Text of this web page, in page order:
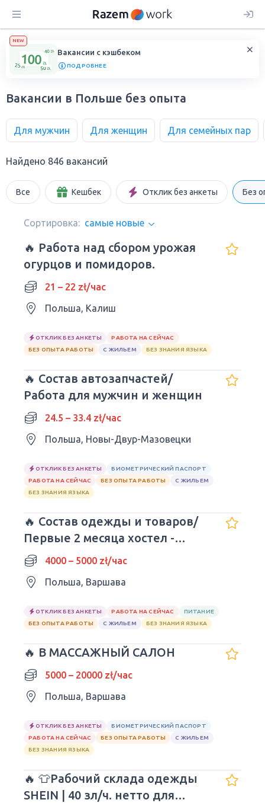
NEW
Вакансии с кэшбеком
ПОДРОБНЕЕ
Вакансии в Польше без опыта
Для мужчин Для женщин Для семейных пар
Найдено 846 вакансий
Все Кешбек Отклик без анкеты Без
Сортировка: самые новые
🔥 Работа над сбором урожая
огурцов и помидоров.
21 – 22 zł/час
Польша, Калиш
ОТКЛИК БЕЗ АНКЕТЫ
РАБОТА НА СЕЙЧАС
БЕЗ ОПЫТА РАБОТЫ
С ЖИЛЬЕМ БЕЗ ЗНАНИЯ ЯЗЫКА
🔥 Состав автозапчастей/
Работа для мужчин и женщин
24.5 – 33.4 zł/час
Польша, Новы-Двур-Мазовецки
ОТКЛИК БЕЗ АНКЕТЫ
БИОМЕТРИЧЕСКИЙ ПАСПОРТ
РАБОТА НА СЕЙЧАС
БЕЗ ОПЫТА РАБОТЫ
С ЖИЛЬЕМ
БЕЗ ЗНАНИЯ ЯЗЫКА
🔥 Состав одежды и товаров/
Первые 2 месяца хостел -
БЕСПЛАТНЫЕ
4000 – 5000 zł/час
Польша, Варшава
ОТКЛИК БЕЗ АНКЕТЫ РАБОТА НА СЕЙЧАС
ПИТАНИЕ
БЕЗ ОПЫТА РАБОТЫ
С ЖИЛЬЕМ БЕЗ ЗНАНИЯ ЯЗЫКА
🔥 В МАССАЖНЫЙ САЛОН
5000 – 20000 zł/час
Польша, Варшава
ОТКЛИК БЕЗ АНКЕТЫ
БИОМЕТРИЧЕСКИЙ ПАСПОРТ
РАБОТА НА СЕЙЧАС
БЕЗ ОПЫТА РАБОТЫ
С ЖИЛЬЕМ
БЕЗ ЗНАНИЯ ЯЗЫКА
🔥 👕Рабочий склада одежды
SHEIN | 40 зл/ч. нетто для